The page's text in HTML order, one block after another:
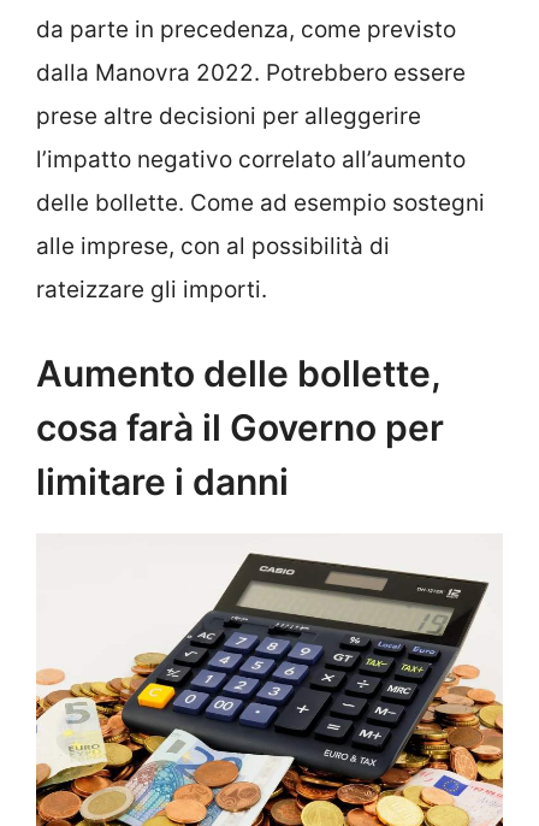
da parte in precedenza, come previsto
dalla Manovra 2022. Potrebbero essere
prese altre decisioni per alleggerire
l’impatto negativo correlato all’aumento
delle bollette. Come ad esempio sostegni
alle imprese, con al possibilità di
rateizzare gli importi.
Aumento delle bollette,
cosa farà il Governo per
limitare i danni